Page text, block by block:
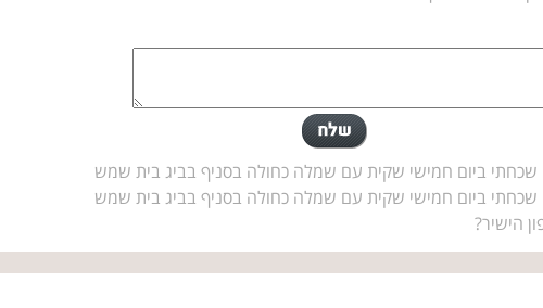
שכחתי ביום חמישי שקית עם שמלה כחולה בסניף בביג בית שמש
שכחתי ביום חמישי שקית עם שמלה כחולה בסניף בביג בית שמש
הישיר?